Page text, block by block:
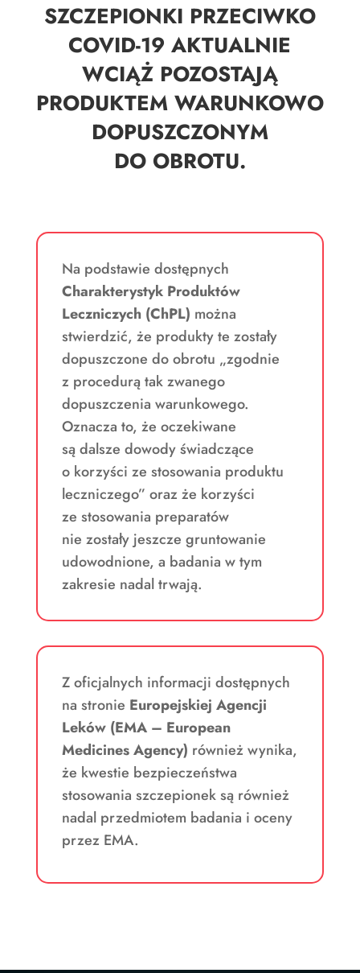
SZCZEPIONKI PRZECIWKO
COVID-19 AKTUALNIE
WCIĄŻ POZOSTAJĄ
PRODUKTEM WARUNKOWO
DOPUSZCZONYM
DO OBROTU.
Na podstawie dostępnych
Charakterystyk Produktów
Leczniczych (ChPL) można
stwierdzić, że produkty te zostały
dopuszczone do obrotu „zgodnie
z procedurą tak zwanego
dopuszczenia warunkowego.
Oznacza to, że oczekiwane
są dalsze dowody świadczące
o korzyści ze stosowania produktu
leczniczego” oraz że korzyści
ze stosowania preparatów
nie zostały jeszcze gruntowanie
udowodnione, a badania w tym
zakresie nadal trwają.
Z oficjalnych informacji dostępnych
na stronie Europejskiej Agencji
Leków (EMA – European
Medicines Agency) również wynika,
że kwestie bezpieczeństwa
stosowania szczepionek są również
nadal przedmiotem badania i oceny
przez EMA.